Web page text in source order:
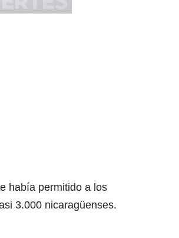
había permitido a los
3.000 nicaragüenses.